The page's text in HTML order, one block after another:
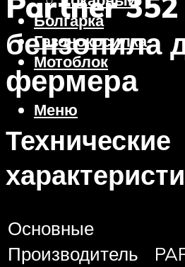
Болгарка
Газонокосилка
Мотоблок
Меню
бензопила
фермера
Технические
Основные
Производитель